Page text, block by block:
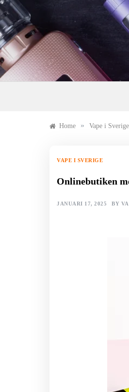
Skip
to
content
Home » Vape i Sverige
VAPE I SVERIGE
Onlinebutiken
JANUARI 17, 2025 BY